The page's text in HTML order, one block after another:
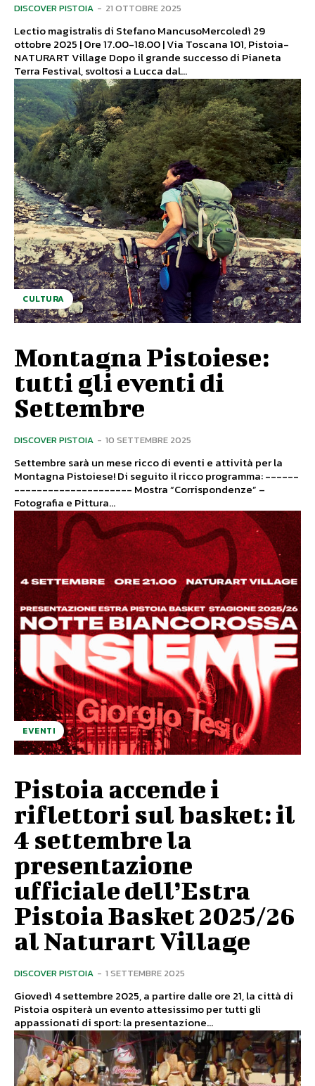
DISCOVER PISTOIA - 21 OTTOBRE 2025
Lectio magistralis di Stefano MancusoMercoledì 29
ottobre 2025 | Ore 17.00-18.00 | Via Toscana 101, Pistoia-
NATURART Village Dopo il grande successo di Pianeta
Terra Festival, svoltosi a Lucca dal...
CULTURA
Montagna Pistoiese:
tutti gli eventi di
Settembre
DISCOVER PISTOIA - 10 SETTEMBRE 2025
Settembre sarà un mese ricco di eventi e attività per la
Montagna Pistoiese! Di seguito il ricco programma: ------
--------------------- Mostra “Corrispondenze” –
Fotografia e Pittura...
EVENTI
Pistoia accende i
riflettori sul basket: il
4 settembre la
presentazione
ufficiale dell’Estra
Pistoia Basket 2025/26
al Naturart Village
DISCOVER PISTOIA - 1 SETTEMBRE 2025
Giovedì 4 settembre 2025, a partire dalle ore 21, la città di
Pistoia ospiterà un evento attesissimo per tutti gli
appassionati di sport: la presentazione...